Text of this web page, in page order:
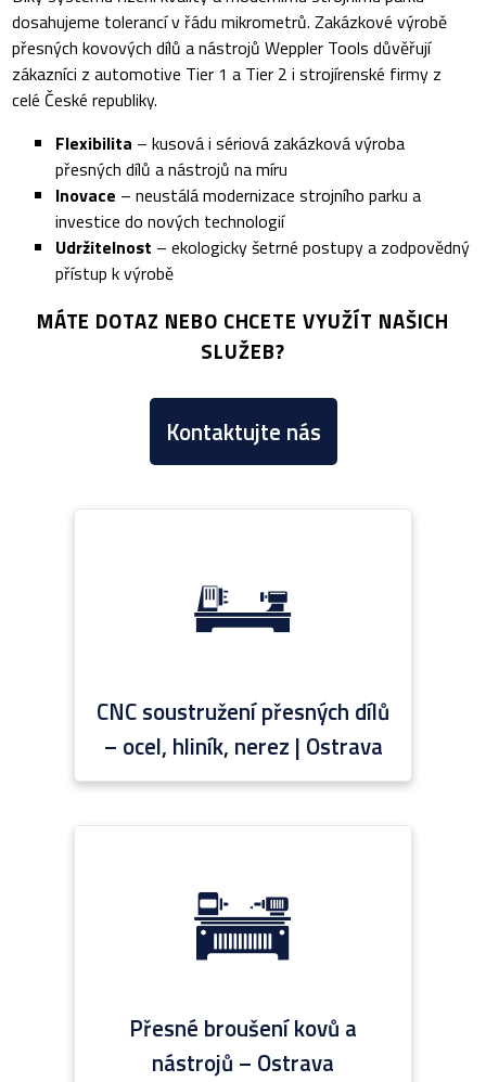
dosahujeme tolerancí v řádu mikrometrů. Zakázkové výrobě
přesných kovových dílů a nástrojů Weppler Tools důvěřují
zákazníci z automotive Tier 1 a Tier 2 i strojírenské firmy z
celé České republiky.
Flexibilita – kusová i sériová zakázková výroba
přesných dílů a nástrojů na míru
Inovace – neustálá modernizace strojního parku a
investice do nových technologií
Udržitelnost – ekologicky šetrné postupy a zodpovědný
přístup k výrobě
MÁTE DOTAZ NEBO CHCETE VYUŽÍT NAŠICH
SLUŽEB?
Kontaktujte nás
CNC soustružení přesných dílů
– ocel, hliník, nerez | Ostrava
Přesné broušení kovů a
nástrojů – Ostrava